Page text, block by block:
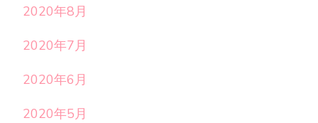
2020年8月
2020年7月
2020年6月
2020年5月